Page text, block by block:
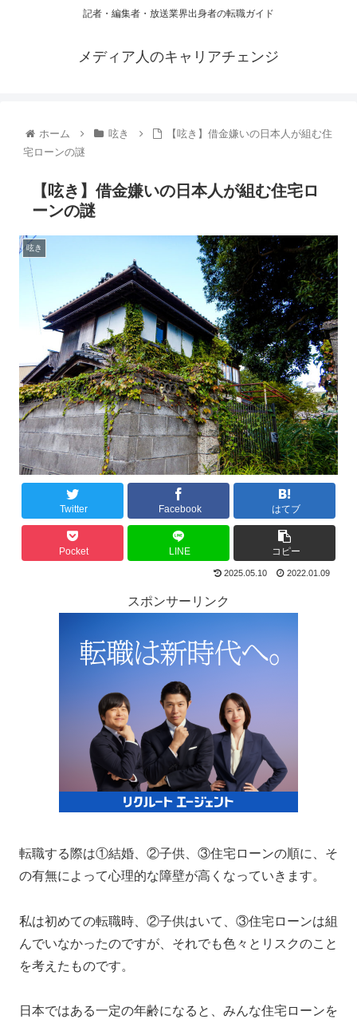
記者・編集者・放送業界出身者の転職ガイド
メディア人のキャリアチェンジ
ホーム 呟き
【呟き】借金嫌いの日本人が組む住
宅ローンの謎
【呟き】借金嫌いの日本人が組む住宅ロ
ーンの謎
呟き
Twitter Facebook はてブ
Pocket LINE コピー
2025.05.10 2022.01.09
スポンサーリンク
転職する際は①結婚、②子供、③住宅ローンの順に、そ
の有無によって心理的な障壁が高くなっていきます。
私は初めての転職時、②子供はいて、③住宅ローンは組
んでいなかったのですが、それでも色々とリスクのこと
を考えたものです。
日本ではある一定の年齢になると、みんな住宅ローンを